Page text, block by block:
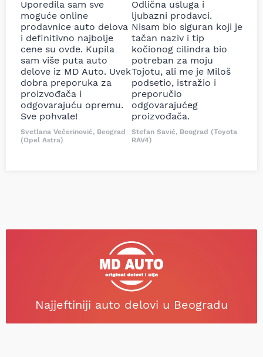
Uporedila sam sve
moguće online
prodavnice auto delova
i definitivno najbolje
cene su ovde. Kupila
sam više puta auto
delove iz MD Auto. Uvek
dobra preporuka za
proizvođača i
odgovarajuću opremu.
Sve pohvale!
Svetlana Večerinović, Beograd
(Opel Astra)
Odlična usluga i
ljubazni prodavci.
Nisam bio siguran koji je
tačan naziv i tip
kočionog cilindra bio
potreban za moju
Tojotu, ali me je Miloš
podsetio, istražio i
preporučio
odgovarajućeg
proizvođača.
Stefan Savić, Beograd (Toyota
RAV4)
Najjeftiniji auto delovi u Beogradu